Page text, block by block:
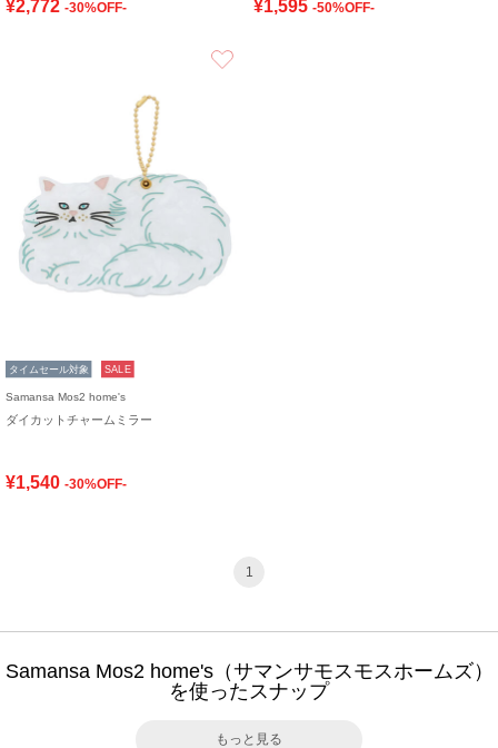
¥2,772 -30%OFF- ¥1,595 -50%OFF-
タイムセール対象 SALE
Samansa Mos2 home's
ダイカットチャームミラー
¥1,540 -30%OFF-
1
Samansa Mos2 home's（サマンサモスモスホームズ）
を使ったスナップ
もっと見る